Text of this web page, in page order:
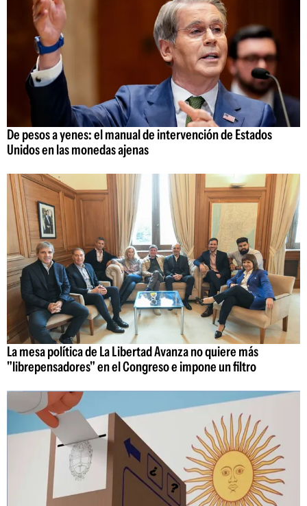
De pesos a yenes: el manual de intervención de Estados
Unidos en las monedas ajenas
La mesa política de La Libertad Avanza no quiere más
"librepensadores" en el Congreso e impone un filtro